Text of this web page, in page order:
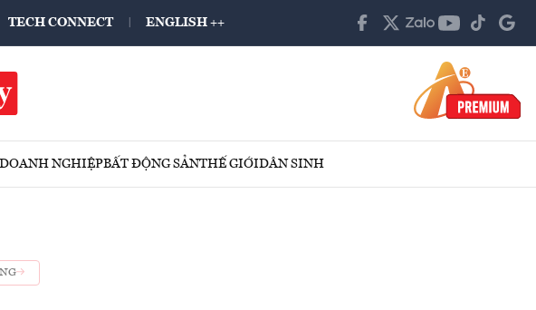
TECH CONNECT ENGLISH ++
NGHIỆPBẤT ĐỘNG SẢNTHẾ GIỚIDÂN SINH